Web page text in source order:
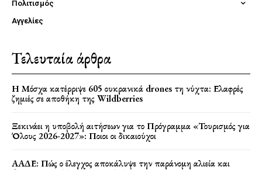
Πολιτισμός
Αγγελίες
Τελευταία άρθρα
Η Μόσχα κατέρριψε 605 ουκρανικά drones τη νύχτα: Ελαφρές
ζημιές σε αποθήκη της Wildberries
Ξεκινάει η υποβολή αιτήσεων για το Πρόγραμμα «Τουρισμός για
Όλους 2026-2027»: Ποιοι οι δικαιούχοι
ΑΑΔΕ: Πώς ο έλεγχος αποκάλυψε την παράνομη αλιεία και